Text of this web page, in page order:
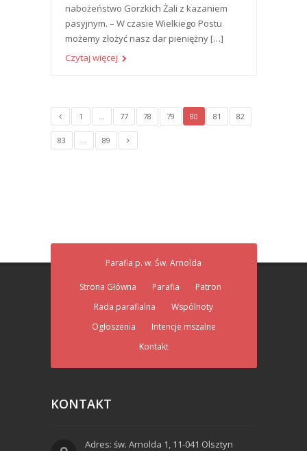
nabożeństwo Gorzkich Żali z kazaniem
pasyjnym. – W czasie Wielkiego Postu
możemy złożyć nasz dar pieniężny […]
Czytaj więcej
1 77 78 79 80 81 82
83 89
Parafia p. w. Św. Arnolda
Strona Główna Parafia
Patron
Rada parafialna
Wspólnoty
Ogłoszenia
Intencje mszalne
Kontakt
KONTAKT
Adres: św. Arnolda 1, 11-041 Olsztyn